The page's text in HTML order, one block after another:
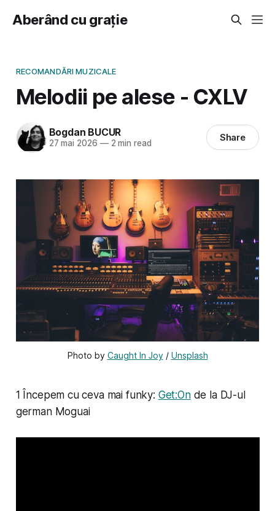
Aberând cu grație
RECOMANDĂRI MUZICALE
Melodii pe alese - CXLV
Bogdan BUCUR
27 mai 2026 —2 min read Share
Photo by Caught In Joy / Unsplash
1 Începem cu ceva mai funky: Get:Onde la DJ-ul
german Moguai